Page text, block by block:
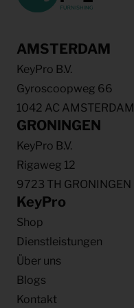
AMSTERDAM
KeyPro B.V.
Gyroscoopweg 66
1042 AC AMSTERDAM
GRONINGEN
KeyPro B.V.
Rigaweg 12
9723 TH GRONINGEN
KeyPro
Shop
Dienstleistungen
Über uns
Blogs
Kontakt